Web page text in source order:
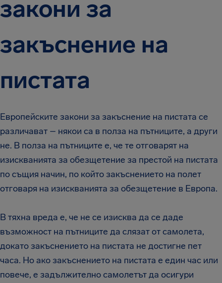
закони за
закъснение на
пистата
Европейските закони за закъснение на пистата се
различават – някои са в полза на пътниците, а други
не. В полза на пътниците е, че те отговарят на
изискванията за обезщетение за престой на пистата
по същия начин, по който закъснението на полет
отговаря на изискванията за обезщетение в Европа.
В тяхна вреда е, че не се изисква да се даде
възможност на пътниците да слязат от самолета,
докато закъснението на пистата не достигне пет
часа. Но ако закъснението на пистата е един час или
повече, е задължително самолетът да осигури